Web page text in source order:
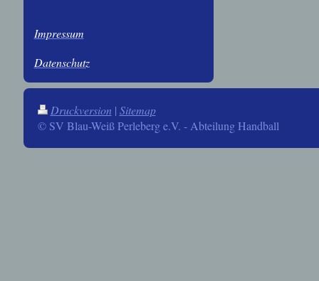
Impressum
Datenschutz
Druckversion | Sitemap
© SV Blau-Weiß Perleberg e.V. - Abteilung Handball